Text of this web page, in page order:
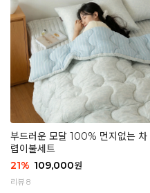
부드러운 모달 100% 먼지없는 차
렵이불세트
21% 109,000원
리뷰 8